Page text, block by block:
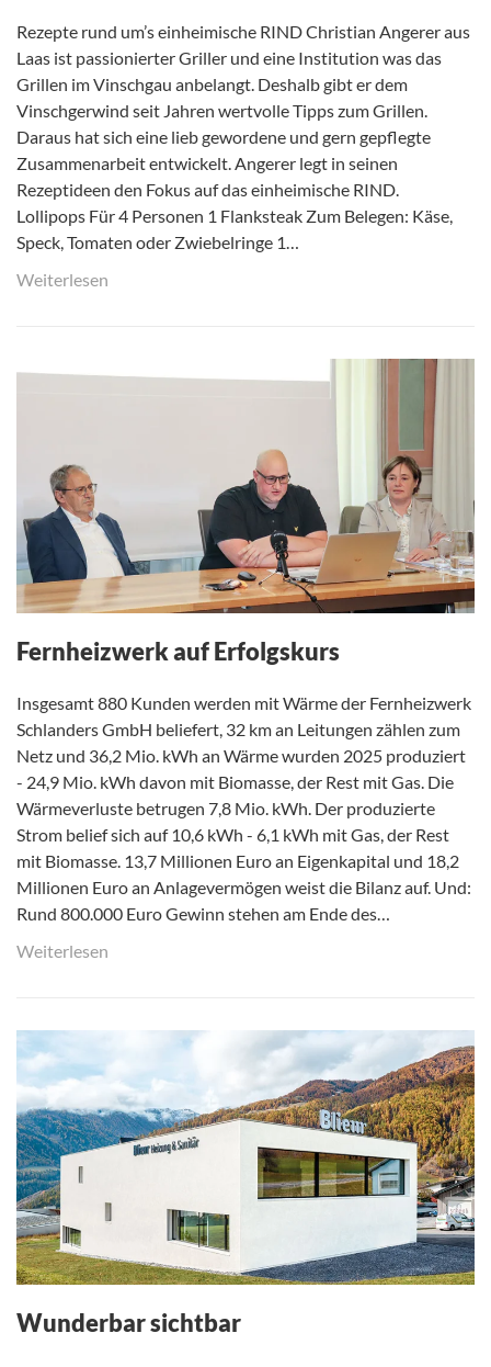
Rezepte rund um’s einheimische RIND Christian Angerer aus
Laas ist passionierter Griller und eine Institution was das
Grillen im Vinschgau anbelangt. Deshalb gibt er dem
Vinschgerwind seit Jahren wertvolle Tipps zum Grillen.
Daraus hat sich eine lieb gewordene und gern gepflegte
Zusammenarbeit entwickelt. Angerer legt in seinen
Rezeptideen den Fokus auf das einheimische RIND.
Lollipops Für 4 Personen 1 Flanksteak Zum Belegen: Käse,
Speck, Tomaten oder Zwiebelringe 1…
Weiterlesen
Fernheizwerk auf Erfolgskurs
Insgesamt 880 Kunden werden mit Wärme der Fernheizwerk
Schlanders GmbH beliefert, 32 km an Leitungen zählen zum
Netz und 36,2 Mio. kWh an Wärme wurden 2025 produziert
- 24,9 Mio. kWh davon mit Biomasse, der Rest mit Gas. Die
Wärmeverluste betrugen 7,8 Mio. kWh. Der produzierte
Strom belief sich auf 10,6 kWh - 6,1 kWh mit Gas, der Rest
mit Biomasse. 13,7 Millionen Euro an Eigenkapital und 18,2
Millionen Euro an Anlagevermögen weist die Bilanz auf. Und:
Rund 800.000 Euro Gewinn stehen am Ende des…
Weiterlesen
Wunderbar sichtbar